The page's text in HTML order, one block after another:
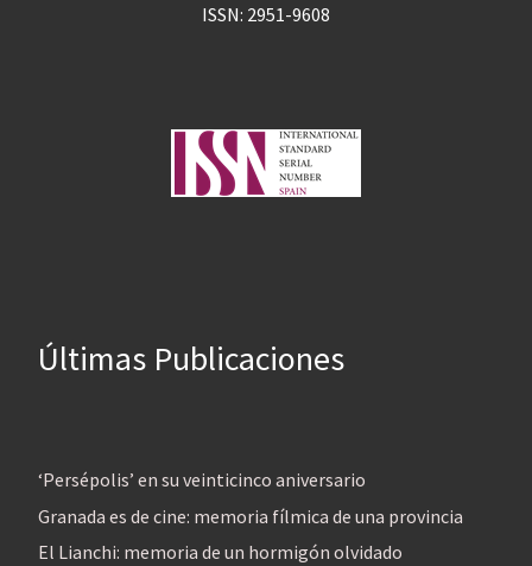
ISSN: 2951-9608
Últimas Publicaciones
‘Persépolis’ en su veinticinco aniversario
Granada es de cine: memoria fílmica de una provincia
El Lianchi: memoria de un hormigón olvidado